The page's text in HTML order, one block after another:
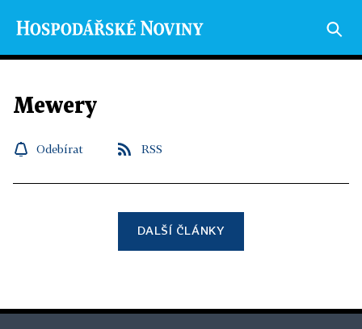
Mewery
Odebírat RSS
DALŠÍ ČLÁNKY